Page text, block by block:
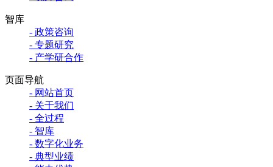
智库
- 政策咨询
- 专题研究
- 产学研合作
页面导航
- 网站首页
- 关于我们
- 全过程
- 智库
- 数字化业务
- 典型业绩